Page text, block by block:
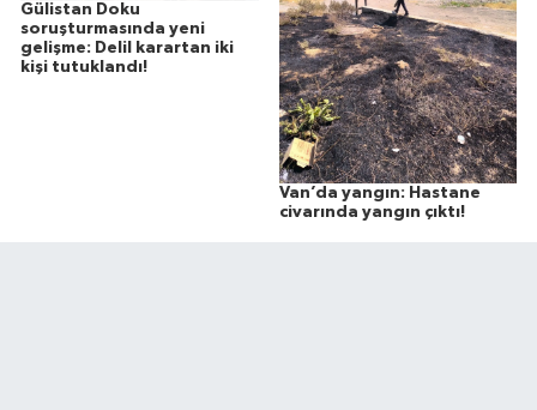
Gülistan Doku
soruşturmasında yeni
gelişme: Delil karartan iki
kişi tutuklandı!
Van’da yangın: Hastane
civarında yangın çıktı!